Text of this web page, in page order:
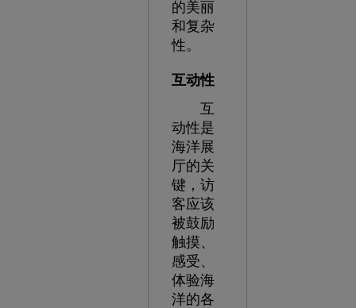
的美丽
和复杂
性。
互动性
互
动性是
海洋展
厅的关
键，访
客应该
被鼓励
触摸、
感受、
体验海
洋的各